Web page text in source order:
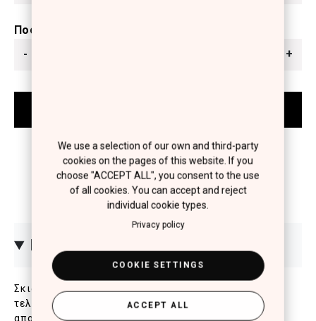
Ποσότητα
-
+
Σκιά ματιών με πλούσιο χρώμα και περλέ λαμπερό
τελείωμα. Με καινοτόμα σύνθεση που βοηθά στην
απορρόφηση της λιπαρότητας και λεπτή υφή για
We use a selection of our own and third-party
cookies on the pages of this website. If you
choose "ACCEPT ALL", you consent to the use
of all cookies. You can accept and reject
individual cookie types.
Privacy policy
COOKIE SETTINGS
ACCEPT ALL